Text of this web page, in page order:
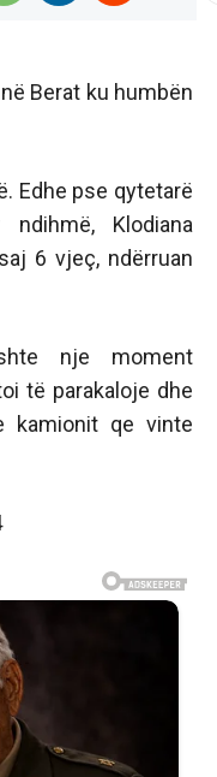
Berat ku humbën
Edhe pse qytetarë
Klodiana
6 vjeç, ndërruan
nje moment
të parakaloje dhe
kamionit qe vinte